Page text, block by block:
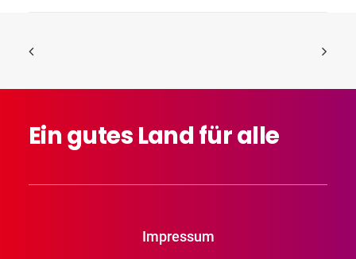
EingutesLandfüralle
Impressum